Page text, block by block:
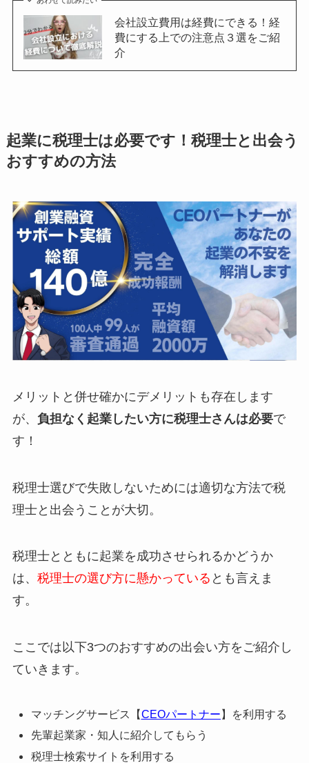
会社設立費用は経費にできる！経
費にする上での注意点３選をご紹
介
起業に税理士は必要です！税理士と出会う
おすすめの方法
メリットと併せ確かにデメリットも存在します
が、 負担なく起業したい方に税理士さんは必要で
す！
税理士選びで失敗しないためには適切な方法で税
理士と出会うことが大切。
税理士とともに起業を成功させられるかどうか
は、 税理士の選び方に懸かっている とも言えま
す。
ここでは以下3つのおすすめの出会い方をご紹介し
ていきます。
マッチングサービス【CEOパートナー 】を利用する
先輩起業家・知人に紹介してもらう
税理士検索サイトを利用する